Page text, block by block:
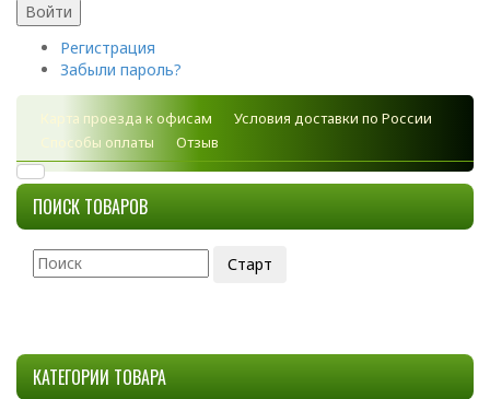
Войти
Регистрация
Забыли пароль?
Карта проезда к офисам
Условия доставки по России
Способы оплаты
Отзыв
ПОИСК ТОВАРОВ
КАТЕГОРИИ ТОВАРА